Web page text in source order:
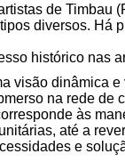
de Timbau
diversos. Há
histórico nas
visão dinâmica
na rede de
às
até a
e